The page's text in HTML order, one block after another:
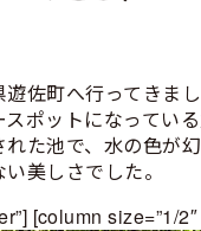
佐町へ行ってきまし
ポットになってい
た池で、水の色が
美しさでした。
[column size=”1/2″